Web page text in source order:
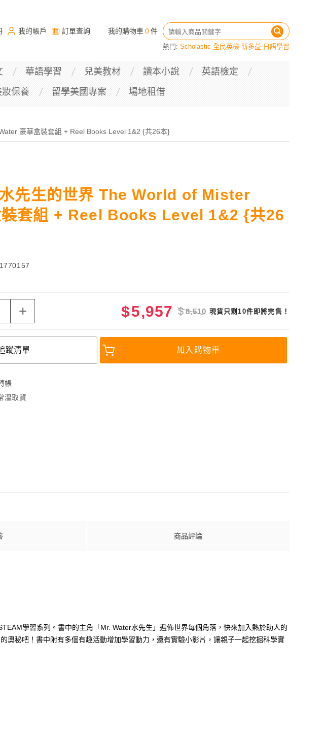
我的帳戶 訂單查詢 我的購物車 0件
熱門: Scholastic 全民英檢 新多益 日語學習
華語學習 兒美教材 讀本小說
英語檢定
妝保養 留學美國專案 場地租借
豪華盒裝套組 + Reel Books Level 1&2 {共26本}
水先生的世界 The World of Mister
套組 + Reel Books Level 1&2 {共26
+ $5,957 $8,510 現貨只剩10件即將完售！
蹤清單 加入購物車
帳
溫取貨
商品評論
學習系列。書中的主角「Mr. Water水先生」遍佈世界每個角落，快來加入熱於助人的
秘吧！書中附有多個有趣活動增加學習動力，還有實驗小影片，讓親子一起挖掘科學實